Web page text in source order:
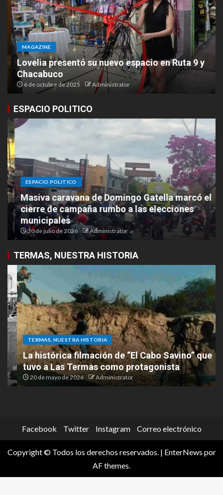
MAGAZINE
Lovelia presentó su nuevo espacio en Ruta 9 y
Chacabuco
6 de octubre de 2025 Administrator
ESPACIO POLITICO
ESPACIO POLITICO
Masiva caravana de Domingo Gatella marcó el
cierre de campaña rumbo a las elecciones
municipales
30 de julio de 2026 Administrator
TERMAS, NUESTRA HISTORIA
TERMAS, NUESTRA HISTORIA
La histórica filmación de “El Cabo Savino” que
tuvo a Las Termas como protagonista
20 de mayo de 2026 Administrator
Facebook Twitter Instagram Correo electrónico
Copyright © Todos los derechos reservados. | EnterNews por
AF themes.